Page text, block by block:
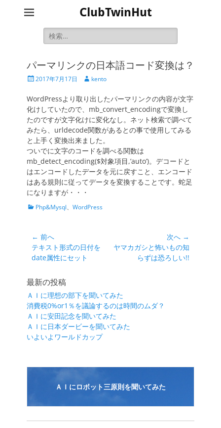
ClubTwinHut
検
索:
パーマリンクの日本語コード変換は？
投
日
2017年7月17日
投
者
kento
WordPressより取り出したパーマリンクの内容が文字
化けしていたので、mb_convert_encodingで変換し
たのですが文字化けに変化なし。ネット検索で調べて
みたら、urldecode関数があるとの事で使用してみる
と上手く変換出来ました。
ついでに文字のコードを調べる関数は
mb_detect_encoding($対象項目,’auto’)。デコードと
はエンコードしたデータを元に戻すこと、エンコード
はある規則に従ってデータを変換することです。蛇足
になりますが・・・
カ Php&Mysql、 WordPress
投
稿
ナ
ビ
ゲ
ー
シ
ョ
ン
← 前へ
前
の
稿:
テキスト形式の日付を
date属性にセット
次へ →
次
ヤマカガシと怖いもの知
らずは恐ろしい!!
最新の投稿
ＡＩに理想の部下を聞いてみた
消費税0%or1％を議論するのは時間のムダ？
ＡＩに安田記念を聞いてみた
ＡＩに日本ダービーを聞いてみた
いよいよワールドカップ
ＡＩにロボット三原則を聞いてみた